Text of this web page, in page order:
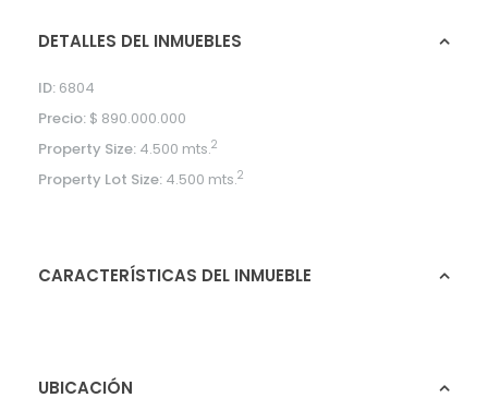
DETALLES DEL INMUEBLES
ID: 6804
Precio: $ 890.000.000
Property Size: 4.500 mts.2
Property Lot Size: 4.500 mts.2
CARACTERÍSTICAS DEL INMUEBLE
UBICACIÓN